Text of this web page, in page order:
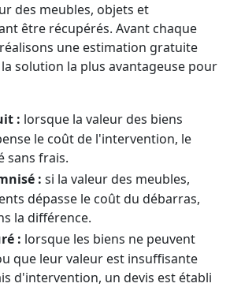
des meubles, objets et
être récupérés. Avant chaque
une estimation gratuite
solution la plus avantageuse pour
: lorsque la valeur des biens
le coût de l'intervention, le
sans frais.
: si la valeur des meubles,
dépasse le coût du débarras,
la différence.
: lorsque les biens ne peuvent
que leur valeur est insuffisante
d'intervention, un devis est établi